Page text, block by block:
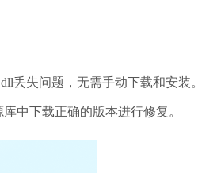
丢失问题，无需手动下载和安装。
中下载正确的版本进行修复。